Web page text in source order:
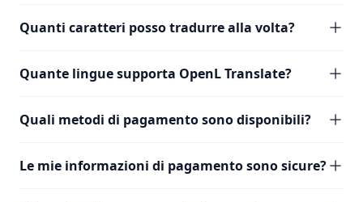
Quanti caratteri posso tradurre alla volta?
Quante lingue supporta OpenL Translate?
Quali metodi di pagamento sono disponibili?
Le mie informazioni di pagamento sono sicure?